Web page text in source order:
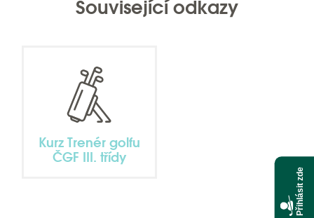
Související odkazy
Kurz Trenér golfu
ČGF III. třídy
Přihlásit zde